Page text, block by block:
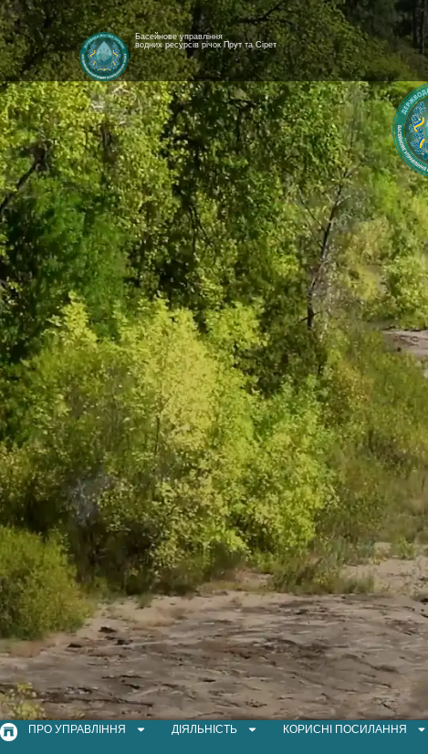
[newyear_garland]
Басейнове управління
водних ресурсів річок Прут та Сірет
ПРО УПРАВЛІННЯ ДІЯЛЬНІСТЬ КОРИСНІ ПОСИЛАННЯ